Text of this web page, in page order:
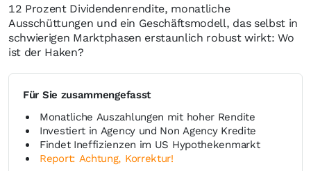
12 Prozent Dividendenrendite, monatliche
Ausschüttungen und ein Geschäftsmodell, das selbst in
schwierigen Marktphasen erstaunlich robust wirkt: Wo
ist der Haken?
Für Sie zusammengefasst
Monatliche Auszahlungen mit hoher Rendite
Investiert in Agency und Non Agency Kredite
Findet Ineffizienzen im US Hypothekenmarkt
Report: Achtung, Korrektur!